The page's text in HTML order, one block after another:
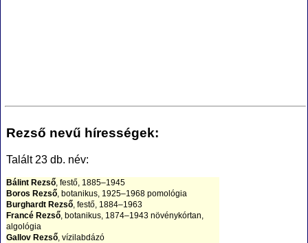
Rezső nevű hírességek:
Talált 23 db. név:
Bálint Rezső , festő, 1885–1945
Boros Rezső , botanikus, 1925–1968 pomológia
Burghardt Rezső , festő, 1884–1963
Francé Rezső , botanikus, 1874–1943 növénykórtan,
algológia
Gallov Rezső , vízilabdázó